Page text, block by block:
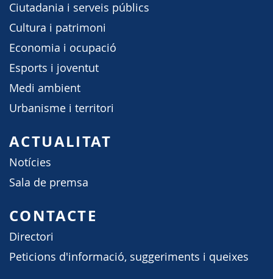
Ciutadania i serveis públics
Cultura i patrimoni
Economia i ocupació
Esports i joventut
Medi ambient
Urbanisme i territori
ACTUALITAT
Notícies
Sala de premsa
CONTACTE
Directori
Peticions d'informació, suggeriments i queixes